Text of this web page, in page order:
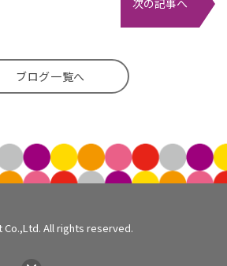
ブログ一覧へ
次の記事へ
All rights reserved.